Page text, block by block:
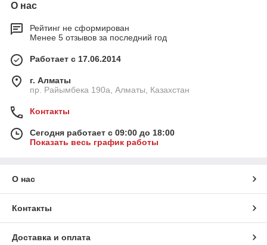
О нас
Рейтинг не сформирован
Менее 5 отзывов за последний год
Работает с 17.06.2014
г. Алматы
пр. Райымбека 190а, Алматы, Казахстан
Контакты
Сегодня работает с 09:00 до 18:00
Показать весь график работы
О нас
Контакты
Доставка и оплата